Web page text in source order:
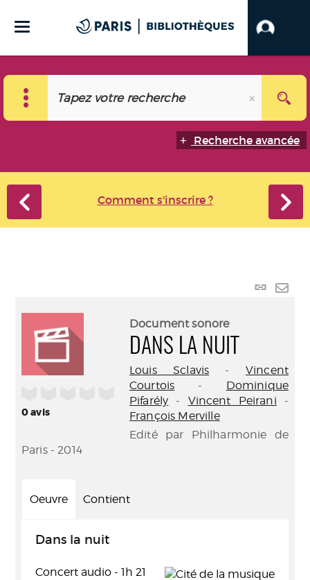
Recherche avancée
Comment s'inscrire ?
Lien
0avis
Document sonore
DANS LA NUIT
Louis Sclavis - Vincent
Courtois - Dominique
Pifarély - Vincent Peirani -
François Merville
Edité par Philharmonie de
Paris - 2014
Oeuvre Contient
Dans la nuit
Concert audio - 1h 21